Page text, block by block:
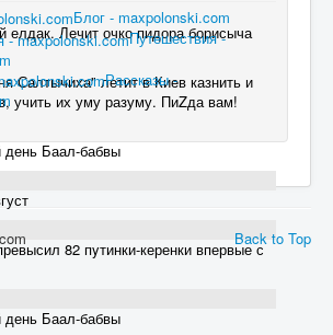
елдак. Лечит очко пидора борисыча
Салтычиха" летит в Киев казнить и
учить их уму разуму. ПиZда вам!
день Баал-бабвы
82 пyтинки-керенки впервые с
день Баал-бабвы
Блог - maxpolonski.com
Путешествия -
Рассказы -
Back to Top